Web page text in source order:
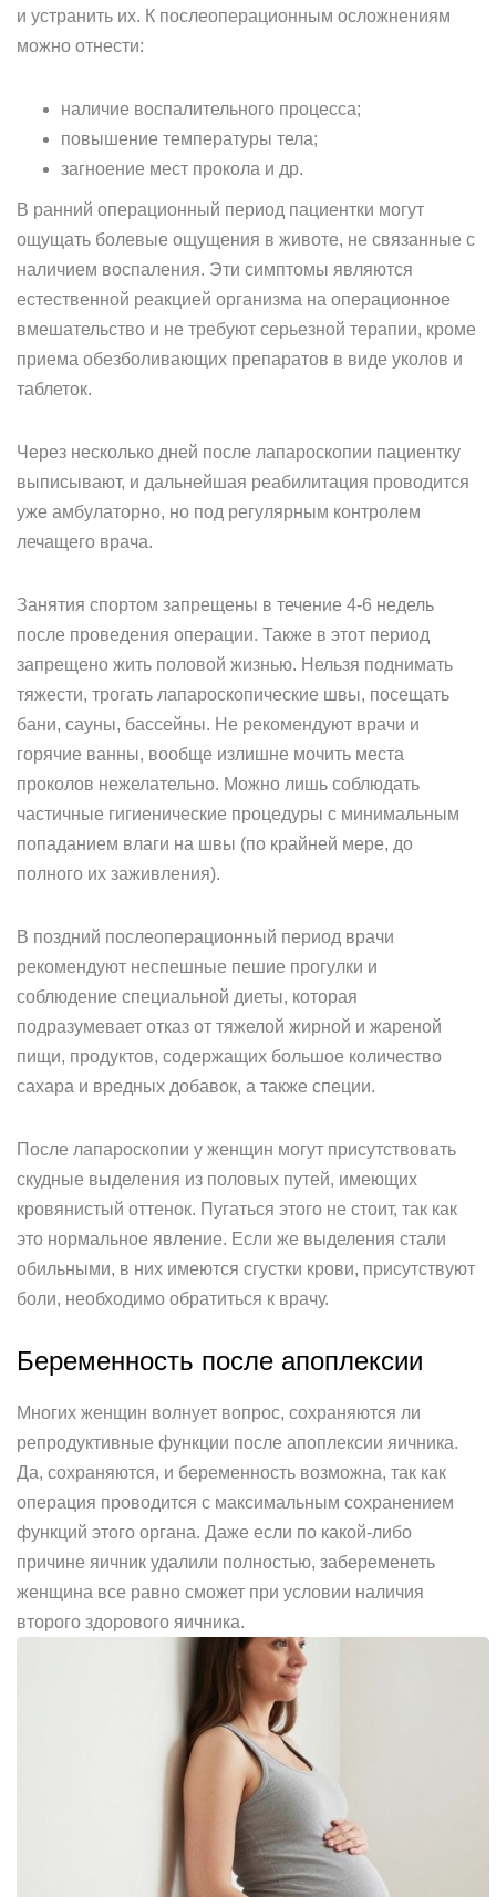
и устранить их. К послеоперационным осложнениям
можно отнести:
наличие воспалительного процесса;
повышение температуры тела;
загноение мест прокола и др.
В ранний операционный период пациентки могут
ощущать болевые ощущения в животе, не связанные с
наличием воспаления. Эти симптомы являются
естественной реакцией организма на операционное
вмешательство и не требуют серьезной терапии, кроме
приема обезболивающих препаратов в виде уколов и
таблеток.
Через несколько дней после лапароскопии пациентку
выписывают, и дальнейшая реабилитация проводится
уже амбулаторно, но под регулярным контролем
лечащего врача.
Занятия спортом запрещены в течение 4-6 недель
после проведения операции. Также в этот период
запрещено жить половой жизнью. Нельзя поднимать
тяжести, трогать лапароскопические швы, посещать
бани, сауны, бассейны. Не рекомендуют врачи и
горячие ванны, вообще излишне мочить места
проколов нежелательно. Можно лишь соблюдать
частичные гигиенические процедуры с минимальным
попаданием влаги на швы (по крайней мере, до
полного их заживления).
В поздний послеоперационный период врачи
рекомендуют неспешные пешие прогулки и
соблюдение специальной диеты, которая
подразумевает отказ от тяжелой жирной и жареной
пищи, продуктов, содержащих большое количество
сахара и вредных добавок, а также специи.
После лапароскопии у женщин могут присутствовать
скудные выделения из половых путей, имеющих
кровянистый оттенок. Пугаться этого не стоит, так как
это нормальное явление. Если же выделения стали
обильными, в них имеются сгустки крови, присутствуют
боли, необходимо обратиться к врачу.
Беременность после апоплексии
Многих женщин волнует вопрос, сохраняются ли
репродуктивные функции после апоплексии яичника.
Да, сохраняются, и беременность возможна, так как
операция проводится с максимальным сохранением
функций этого органа. Даже если по какой-либо
причине яичник удалили полностью, забеременеть
женщина все равно сможет при условии наличия
второго здорового яичника.